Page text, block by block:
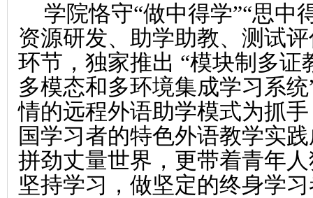
学院恪守“做中得学”“思中
资源研发、助学助教、测试
环节，独家推出 “模块制多证
多模态和多环境集成学习系
情的远程外语助学模式为抓
国学习者的特色外语教学实
拼劲丈量世界，更带着青年
坚持学习，做坚定的终身学